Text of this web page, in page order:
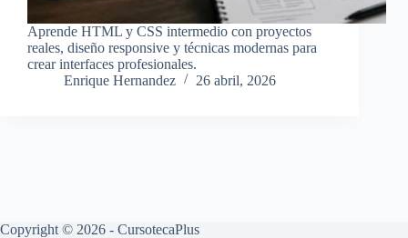
Aprende HTML y CSS intermedio con proyectos
reales, diseño responsive y técnicas modernas para
crear interfaces profesionales.
Enrique Hernandez
26 abril, 2026
Copyright © 2026 - CursotecaPlus